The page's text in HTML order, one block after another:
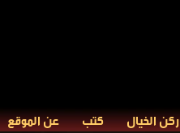
ركن الخيال كتب عن الموقع